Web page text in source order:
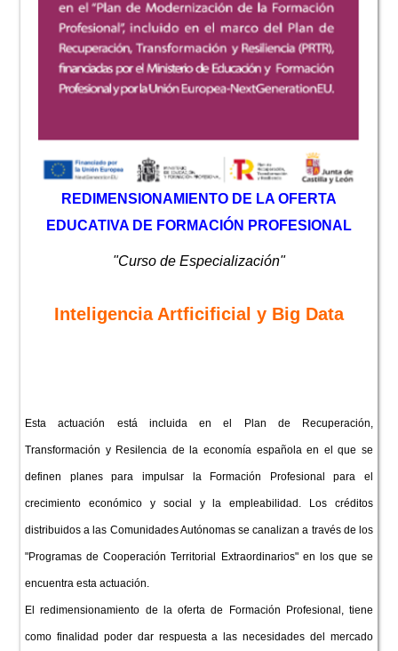
REDIMENSIONAMIENTO DE LA OFERTA
EDUCATIVA DE FORMACIÓN PROFESIONAL
"Curso de Especialización"
Inteligencia Artficificial y Big Data
Esta actuación está incluida en el Plan de Recuperación,
Transformación y Resilencia de la economía española en el que se
definen planes para impulsar la Formación Profesional para el
crecimiento económico y social y la empleabilidad. Los créditos
distribuidos a las Comunidades Autónomas se canalizan a través de los
"Programas de Cooperación Territorial Extraordinarios" en los que se
encuentra esta actuación.
El redimensionamiento de la oferta de Formación Profesional, tiene
como finalidad poder dar respuesta a las necesidades del mercado